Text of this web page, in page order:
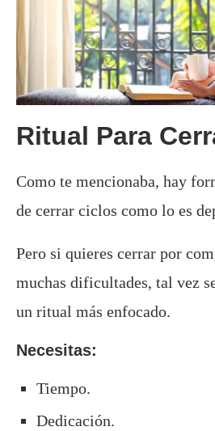
Ritual Para
Como te mencionaba, hay
de cerrar ciclos como lo es
Pero si quieres cerrar por
muchas dificultades, tal vez
un ritual más enfocado.
Necesitas:
Tiempo.
Dedicación.